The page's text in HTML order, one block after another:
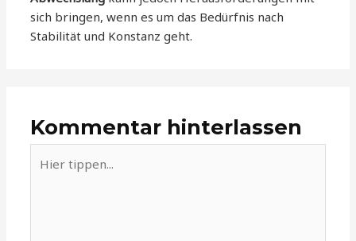
sich bringen, wenn es um das Bedürfnis nach
Stabilität und Konstanz geht.
Kommentar hinterlassen
tippen...